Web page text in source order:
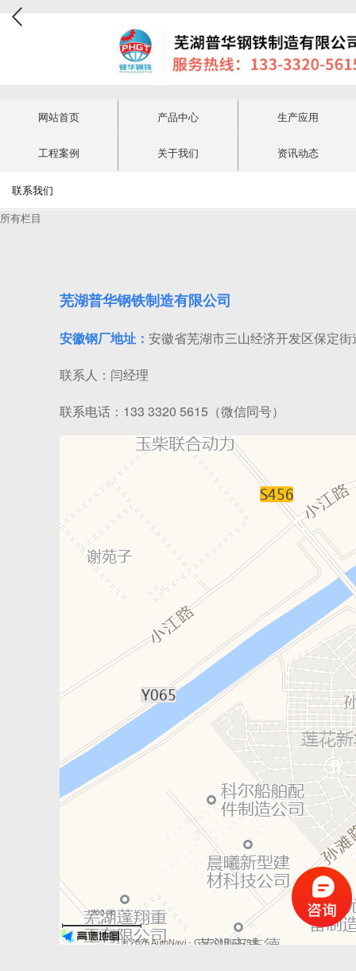
网站首页 产品中心 生产应用
工程案例 关于我们 资讯动态
联系我们
所有栏目
芜湖普华钢铁制造有限公司
安徽钢厂地址： 安徽省芜湖市三山经济开发区保定
联系人：闫经理
联系电话：133 3320 5615（微信同号）
200 米
© 2026 AutoNavi - GS(2019)6379号